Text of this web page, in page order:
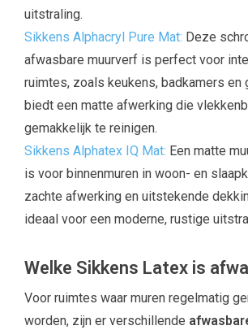
uitstraling.
Sikkens Alphacryl Pure Mat: Deze
afwasbare muurverf is perfect voor
ruimtes, zoals keukens, badkamers en
biedt een matte afwerking die
gemakkelijk te reinigen.
Sikkens Alphatex IQ Mat: Een matte
is voor binnenmuren in woon- en
zachte afwerking en uitstekende
ideaal voor een moderne, rustige
Welke Sikkens Latex is
Voor ruimtes waar muren regelmatig
worden, zijn er verschillende